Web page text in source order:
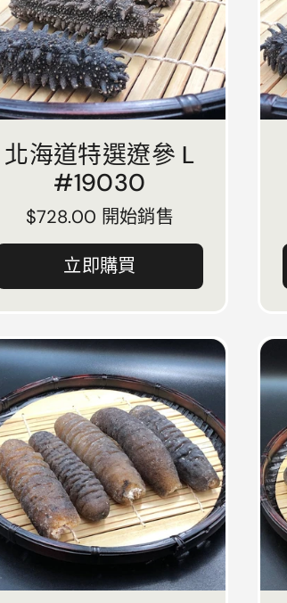
北海道特選遼參 L
#19030
正常價格
$728.00 開始銷售
立即購買